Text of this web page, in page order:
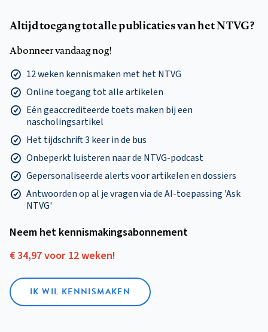
Altijd toegang tot alle publicaties van het NTVG?
Abonneer vandaag nog!
12 weken kennismaken met het NTVG
Online toegang tot alle artikelen
Eén geaccrediteerde toets maken bij een
nascholingsartikel
Het tijdschrift 3 keer in de bus
Onbeperkt luisteren naar de NTVG-podcast
Gepersonaliseerde alerts voor artikelen en dossiers
Antwoorden op al je vragen via de AI-toepassing 'Ask
NTVG'
Neem het kennismakings­abonnement
€ 34,97 voor 12 weken!
IK WIL KENNISMAKEN